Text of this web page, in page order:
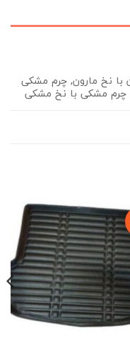
با نخ مارون, چرم مشکی
چرم مشکی با نخ مشکی